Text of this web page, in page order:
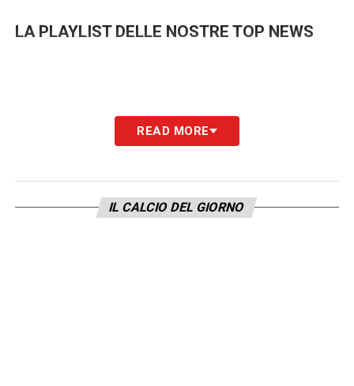
LA PLAYLIST DELLE NOSTRE TOP NEWS
READ MORE
IL CALCIO DEL GIORNO